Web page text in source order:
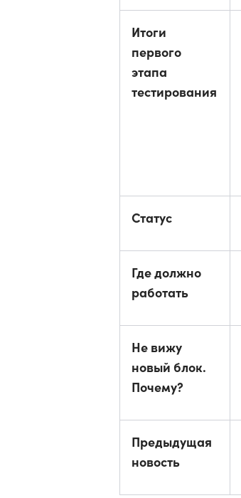
Итоги
первого
этапа
тестирования
Статус
Где должно
работать
Не вижу
новый блок.
Почему?
Предыдущая
новость